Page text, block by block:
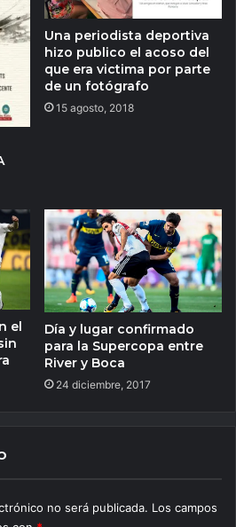
Una periodista deportiva
hizo publico el acoso del
que era victima por parte
de un fotógrafo
15 agosto, 2018
el
Día y lugar confirmado
para la Supercopa entre
River y Boca
24 diciembre, 2017
no será publicada. Los campos